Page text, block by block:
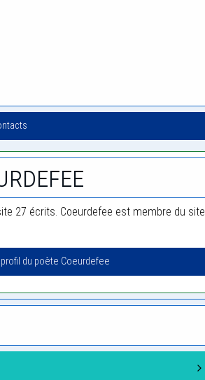
27 écrits. Coeurdefee est membre du site
du poète Coeurdefee